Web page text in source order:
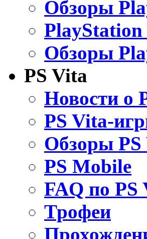
Обзоры
Обзоры
PS Vita
Новости о
PS Vita-
Обзоры PS
PS Mobile
FAQ по PS
Трофеи